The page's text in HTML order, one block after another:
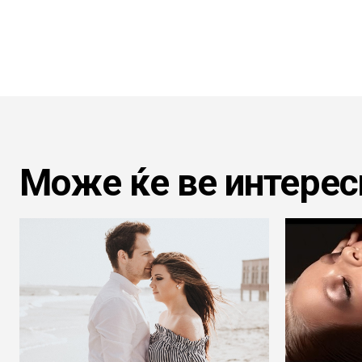
Може ќе ве